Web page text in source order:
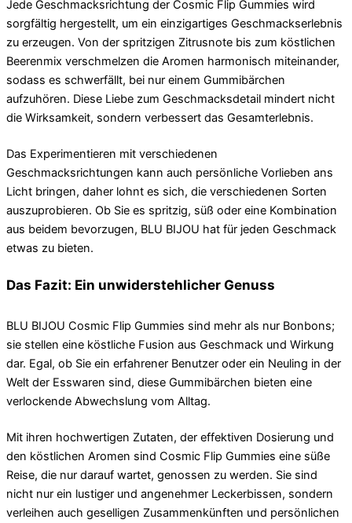
Jede Geschmacksrichtung der Cosmic Flip Gummies wird
sorgfältig hergestellt, um ein einzigartiges Geschmackserlebnis
zu erzeugen. Von der spritzigen Zitrusnote bis zum köstlichen
Beerenmix verschmelzen die Aromen harmonisch miteinander,
sodass es schwerfällt, bei nur einem Gummibärchen
aufzuhören. Diese Liebe zum Geschmacksdetail mindert nicht
die Wirksamkeit, sondern verbessert das Gesamterlebnis.
Das Experimentieren mit verschiedenen
Geschmacksrichtungen kann auch persönliche Vorlieben ans
Licht bringen, daher lohnt es sich, die verschiedenen Sorten
auszuprobieren. Ob Sie es spritzig, süß oder eine Kombination
aus beidem bevorzugen, BLU BIJOU hat für jeden Geschmack
etwas zu bieten.
Das Fazit: Ein unwiderstehlicher Genuss
BLU BIJOU Cosmic Flip Gummies sind mehr als nur Bonbons;
sie stellen eine köstliche Fusion aus Geschmack und Wirkung
dar. Egal, ob Sie ein erfahrener Benutzer oder ein Neuling in der
Welt der Esswaren sind, diese Gummibärchen bieten eine
verlockende Abwechslung vom Alltag.
Mit ihren hochwertigen Zutaten, der effektiven Dosierung und
den köstlichen Aromen sind Cosmic Flip Gummies eine süße
Reise, die nur darauf wartet, genossen zu werden. Sie sind
nicht nur ein lustiger und angenehmer Leckerbissen, sondern
verleihen auch geselligen Zusammenkünften und persönlichen